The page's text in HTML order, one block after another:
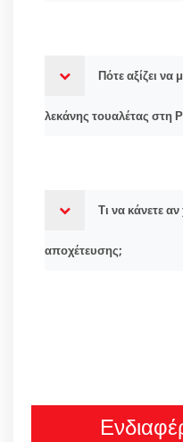
Πότε αξίζει
λεκάνης τουαλέτας στη
Τι να κάνετε
αποχέτευσης;